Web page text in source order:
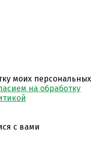
моих персональных
на обработку
с вами